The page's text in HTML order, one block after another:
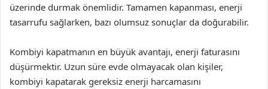
üzerinde durmak önemlidir. Tamamen kapanması, enerji
tasarrufu sağlarken, bazı olumsuz sonuçlar da doğurabilir.
Kombiyi kapatmanın en büyük avantajı, enerji faturasını
düşürmektir. Uzun süre evde olmayacak olan kişiler,
kombiyi kapatarak gereksiz enerji harcamasını